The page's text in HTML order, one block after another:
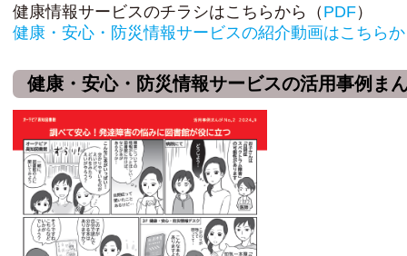
健康情報サービスのチラシはこちらから（ PDF）
健康・安心・防災情報サービスの紹介動画はこちら
健康・安心・防災情報サービスの活用事例ま